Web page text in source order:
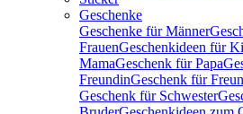
Geschenke
Geschenke für Männer
FrauenGeschenkideen für
MamaGeschenk für Papa
FreundinGeschenk für
Geschenk für Schwester